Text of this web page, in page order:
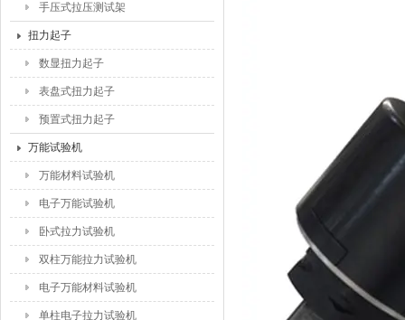
手压式拉压测试架
扭力起子
数显扭力起子
表盘式扭力起子
预置式扭力起子
万能试验机
万能材料试验机
电子万能试验机
卧式拉力试验机
双柱万能拉力试验机
电子万能材料试验机
单柱电子拉力试验机